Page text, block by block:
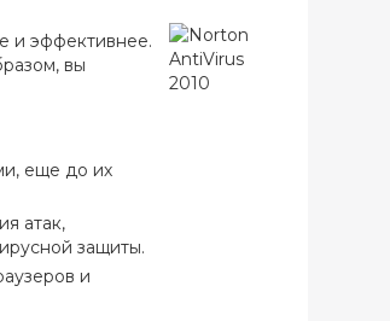
и эффективнее.
вы
еще до их
атак,
защиты.
и